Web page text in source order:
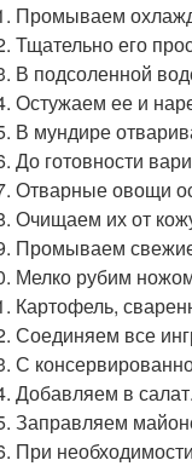
Промываем
Тщательно его
В подсоленной
Остужаем ее и
В мундире
До готовности
Отварные овощи
Очищаем их от
Промываем
Мелко рубим
Картофель,
Соединяем все
С
Добавляем в салат.
Заправляем
При